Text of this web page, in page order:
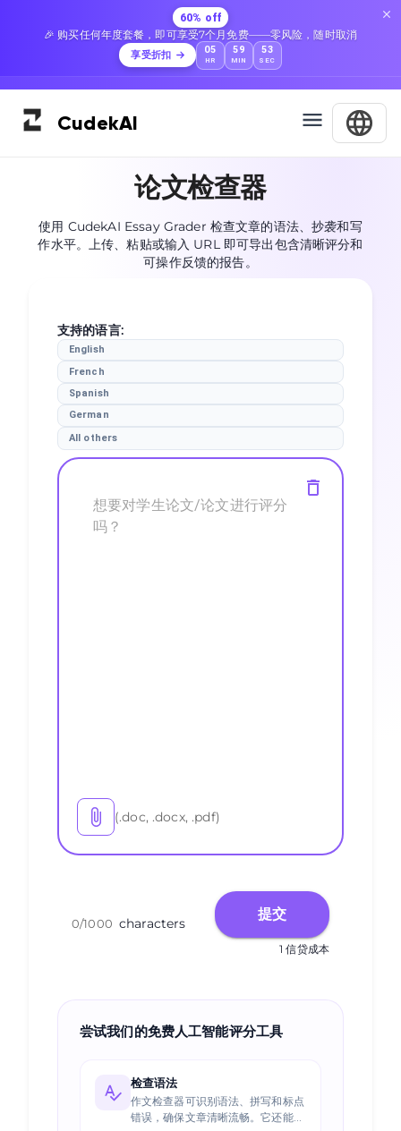
60% off
🎉 购买任何年度套餐，即可享受7个月免费——零风险，随时取消
享受折扣 05
HR
59
MIN
52
SEC
CudekAI
论文检查器
使用 CudekAI Essay Grader 检查文章的语法、抄袭和写
作水平。上传、粘贴或输入 URL 即可导出包含清晰评分和
可操作反馈的报告。
支持的语言:
English
French
Spanish
German
All others
(.doc, .docx, .pdf)
0/1000 characters
提交
1 信贷成本
尝试我们的免费人工智能评分工具
检查语法
作文检查器可识别语法、拼写和标点
错误，确保文章清晰流畅。它还能优